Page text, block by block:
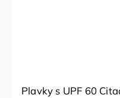
Plavky s UPF 60